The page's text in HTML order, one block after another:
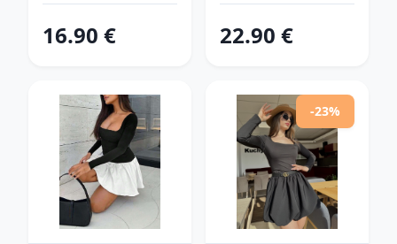
16.90 € 22.90 €
-23%